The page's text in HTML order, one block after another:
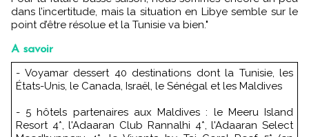
dans l’incertitude, mais la situation en Libye semble sur le
point d’être résolue et la Tunisie va bien."
A savoir
- Voyamar dessert 40 destinations dont la Tunisie, les
États-Unis, le Canada, Israël, le Sénégal et les Maldives
- 5 hôtels partenaires aux Maldives : le Meeru Island
Resort 4*, l'Adaaran Club Rannalhi 4*, l'Adaaran Select